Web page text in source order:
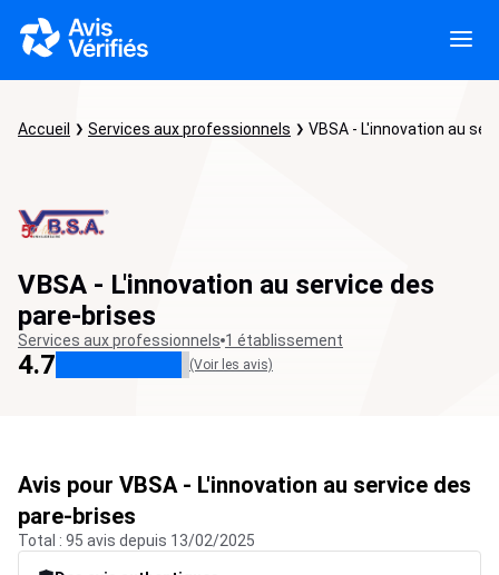
Accueil Services aux professionnels VBSA - L'innovation au
VBSA - L'innovation au service des
pare-brises
Services aux professionnels 1 établissement
4.7 (Voir les avis)
Avis pour VBSA - L'innovation au service des
pare-brises
Total : 95 avis depuis 13/02/2025